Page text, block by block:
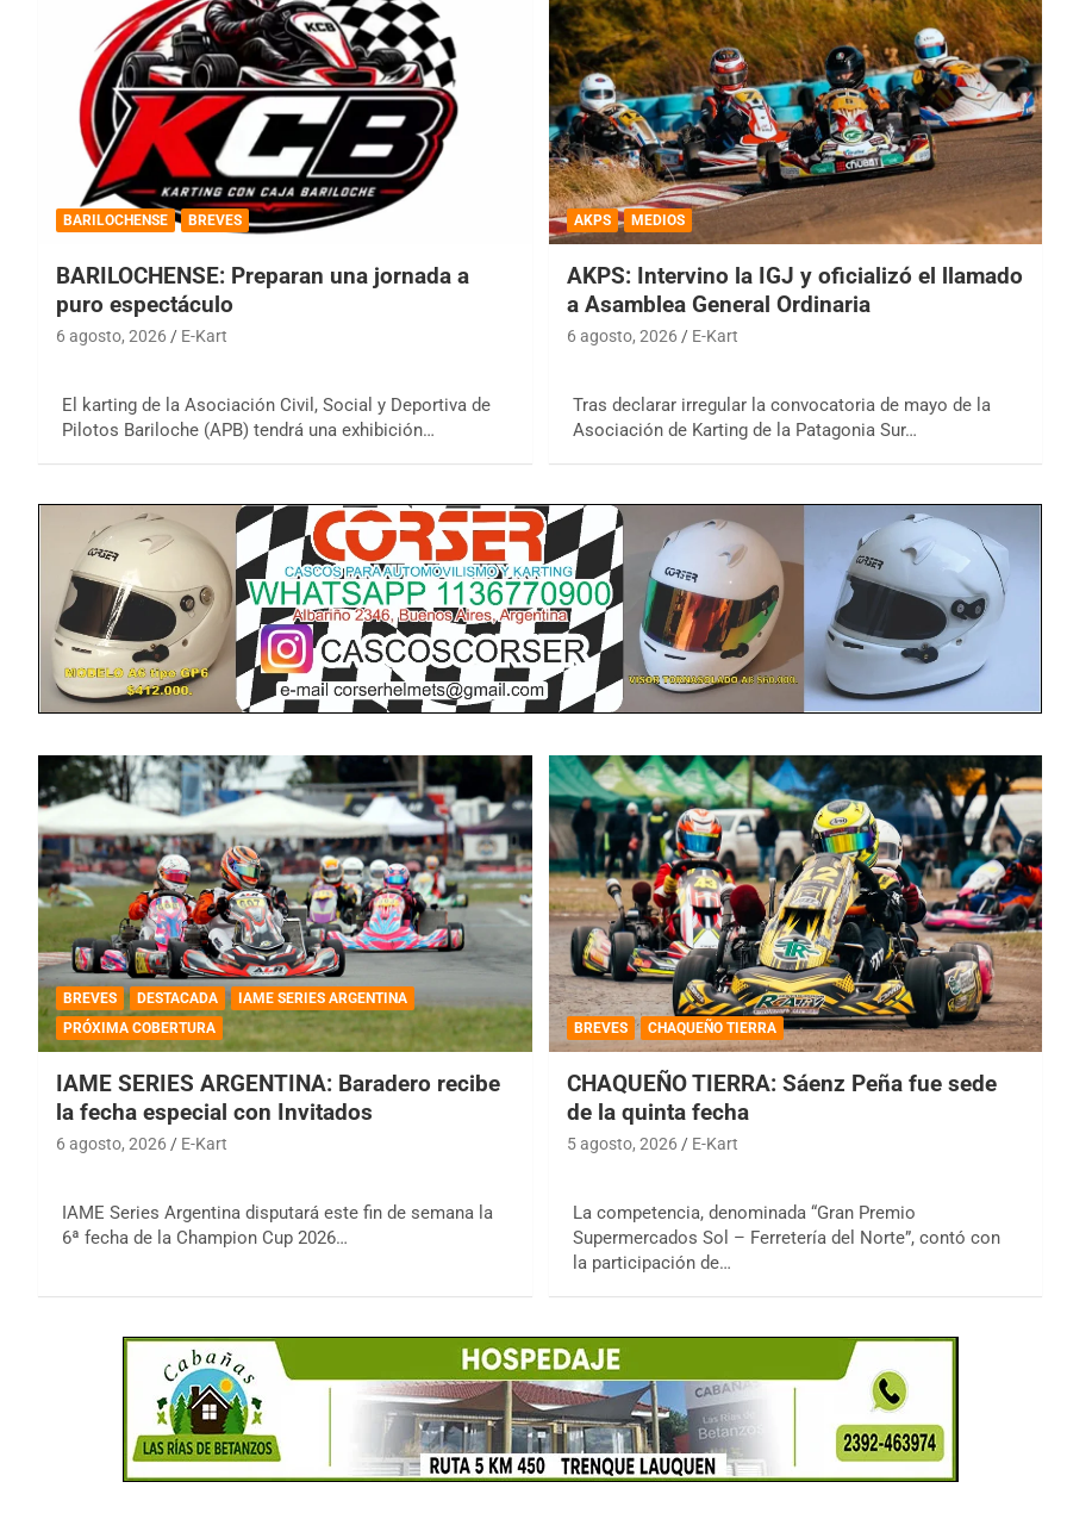
BARILOCHENSE BREVES
BARILOCHENSE: Preparan una jornada a
puro espectáculo
6 agosto, 2026 E-Kart
El karting de la Asociación Civil, Social y Deportiva de
Pilotos Bariloche (APB) tendrá una exhibición…
AKPS MEDIOS
AKPS: Intervino la IGJ y oficializó el llamado
a Asamblea General Ordinaria
6 agosto, 2026 E-Kart
Tras declarar irregular la convocatoria de mayo de la
Asociación de Karting de la Patagonia Sur…
BREVES DESTACADA
IAME SERIES ARGENTINA
PRÓXIMA COBERTURA
IAME SERIES ARGENTINA: Baradero recibe
la fecha especial con Invitados
6 agosto, 2026 E-Kart
IAME Series Argentina disputará este fin de semana la
6ª fecha de la Champion Cup 2026…
BREVES CHAQUEÑO TIERRA
CHAQUEÑO TIERRA: Sáenz Peña fue sede
de la quinta fecha
5 agosto, 2026 E-Kart
La competencia, denominada “Gran Premio
Supermercados Sol – Ferretería del Norte”, contó con
la participación de…